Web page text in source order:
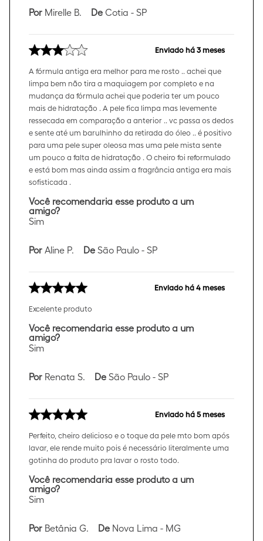
Por Mirelle B. De Cotia - SP
Enviado há 3 meses
A fórmula antiga era melhor para me rosto .. achei que
limpa bem não tira a maquiagem por completo e na
mudança da fórmula achei que poderia ter um pouco
mais de hidratação . A pele fica limpa mas levemente
ressecada em comparação a anterior .. vc passa os dedos
e sente até um barulhinho da retirada do óleo .. é positivo
para uma pele super oleosa mas uma pele mista sente
um pouco a falta de hidratação . O cheiro foi reformulado
e está bom mas ainda assim a fragrância antiga era mais
sofisticada .
Você recomendaria esse produto a um
amigo?
Sim
Por Aline P. De São Paulo - SP
Enviado há 4 meses
Excelente produto
Você recomendaria esse produto a um
amigo?
Sim
Por Renata S. De São Paulo - SP
Enviado há 5 meses
Perfeito, cheiro delicioso e o toque da pele mto bom após
lavar, ele rende muito pois é necessário literalmente uma
gotinha do produto pra lavar o rosto todo.
Você recomendaria esse produto a um
amigo?
Sim
Por Betânia G. De Nova Lima - MG